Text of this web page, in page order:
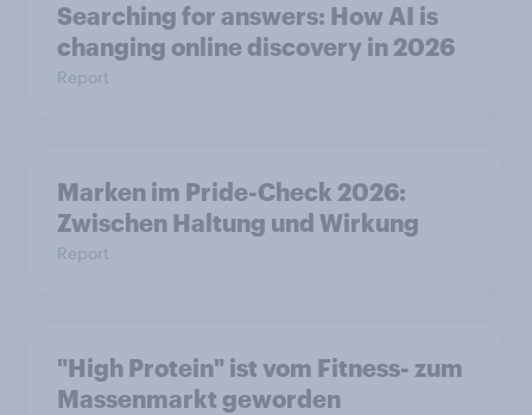
Searching for answers: How AI is
changing online discovery in 2026
Report
Marken im Pride-Check 2026:
Zwischen Haltung und Wirkung
Report
"High Protein" ist vom Fitness- zum
Massenmarkt geworden